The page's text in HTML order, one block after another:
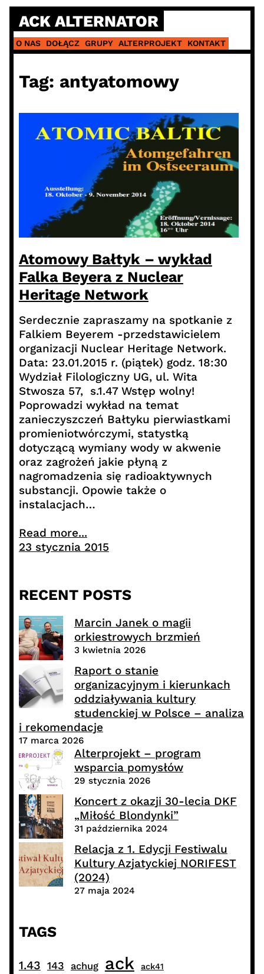
Skip
content
ACK ALTERNATOR
O NAS DOŁĄCZ GRUPY ALTERPROJEKT KONTAKT
Tag: antyatomowy
Atomowy Bałtyk – wykład
Falka Beyera z Nuclear
Heritage Network
Serdecznie zapraszamy na spotkanie z
Falkiem Beyerem -przedstawicielem
organizacji Nuclear Heritage Network.
Data: 23.01.2015 r. (piątek) godz. 18:30
Wydział Filologiczny UG, ul. Wita
Stwosza 57, s.1.47 Wstęp wolny!
Poprowadzi wykład na temat
zanieczyszczeń Bałtyku pierwiastkami
promieniotwórczymi, statystką
dotyczącą wymiany wody w akwenie
oraz zagrożeń jakie płyną z
nagromadzenia się radioaktywnych
substancji. Opowie także o
instalacjach…
Read more...
23 stycznia 2015
RECENT POSTS
Marcin Janek o magii
orkiestrowych brzmień
3 kwietnia 2026
Raport o stanie
organizacyjnym i kierunkach
oddziaływania kultury
studenckiej w Polsce – analiza
i rekomendacje
17 marca 2026
Alterprojekt – program
wsparcia pomysłów
29 stycznia 2026
Koncert z okazji 30-lecia DKF
„Miłość Blondynki”
31 października 2024
Relacja z 1. Edycji Festiwalu
Kultury Azjatyckiej NORIFEST
(2024)
27 maja 2024
TAGS
1.43 143 achug ack ack41